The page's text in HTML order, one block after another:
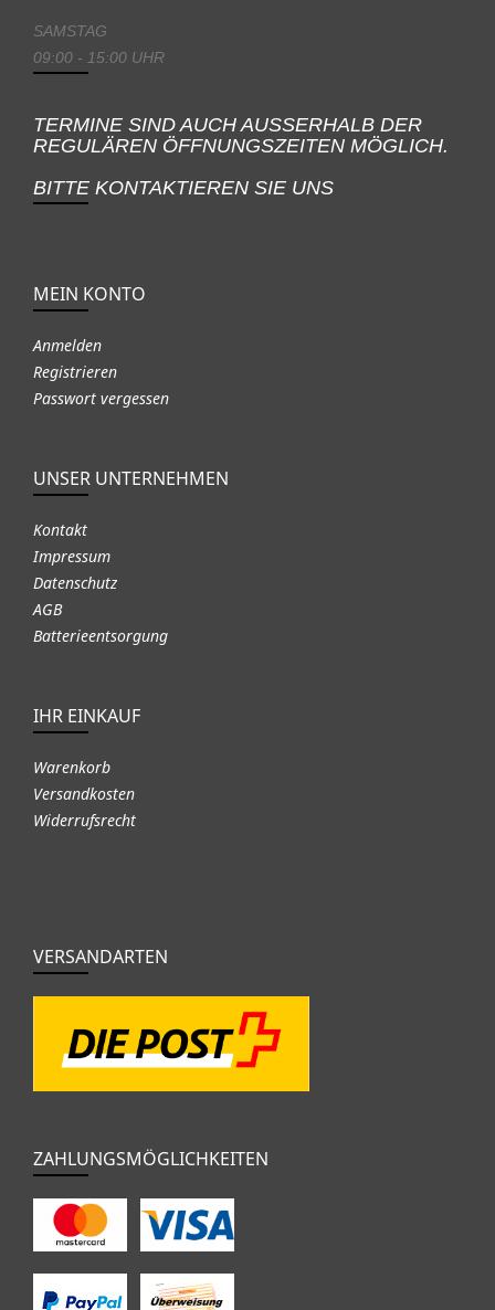
SAMSTAG
09:00 - 15:00 UHR
TERMINE SIND AUCH AUSSERHALB DER
REGULÄREN ÖFFNUNGSZEITEN MÖGLICH.
BITTE KONTAKTIEREN SIE UNS
MEIN KONTO
Anmelden
Registrieren
Passwort vergessen
UNSER UNTERNEHMEN
Kontakt
Impressum
Datenschutz
AGB
Batterieentsorgung
IHR EINKAUF
Warenkorb
Versandkosten
Widerrufsrecht
VERSANDARTEN
ZAHLUNGSMÖGLICHKEITEN